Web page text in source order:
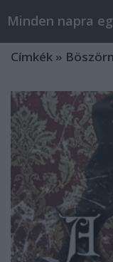
Minden napra
Címkék »